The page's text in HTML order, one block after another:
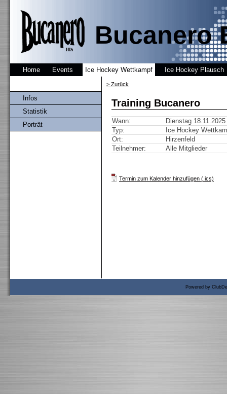
Bucanero
Home Events Ice Hockey Wettkampf Ice Hockey Plausch
Infos
Statistik
Porträt
> Zurück
Training Bucanero
Wann:
Dienstag
Typ:
Ice Hockey
Ort:
Hirzenfeld
Teilnehmer:
Alle Mitglieder
Termin zum Kalender hinzufügen (.ics)
Powered by